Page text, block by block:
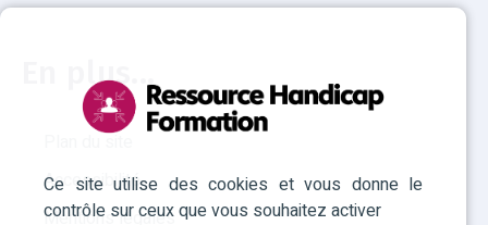
Ce site utilise des cookies et vous donne le
contrôle sur ceux que vous souhaitez activer
En plus...
Plan du site
Accessibilité
Mentions légales